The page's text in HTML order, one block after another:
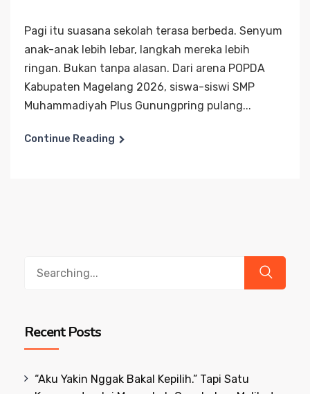
Pagi itu suasana sekolah terasa berbeda. Senyum
anak-anak lebih lebar, langkah mereka lebih
ringan. Bukan tanpa alasan. Dari arena POPDA
Kabupaten Magelang 2026, siswa-siswi SMP
Muhammadiyah Plus Gunungpring pulang...
Continue Reading
Recent Posts
“Aku Yakin Nggak Bakal Kepilih.” Tapi Satu